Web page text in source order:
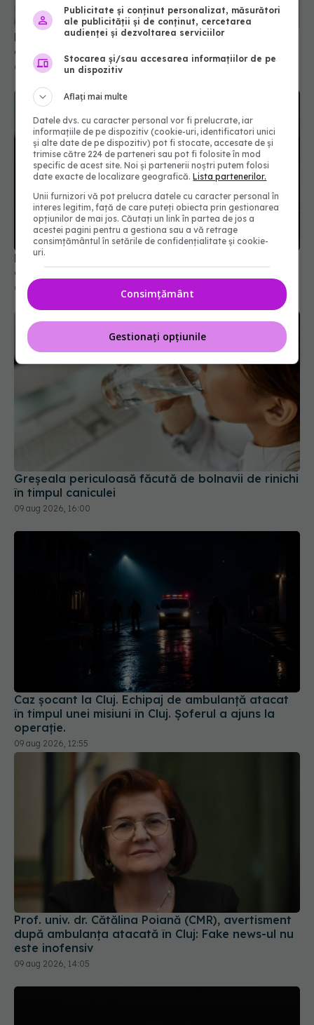
Fereastra alimentară de opt ore ar putea ajuta
creierul femeilor de peste 50 de ani
08 aug 2026, 10:00
PNRR: 174 de milioane de lei pentru sănătate într-
o singură săptămână. Ce spitale primesc bani
07 aug 2026, 16:41
Greșeala periculoasă făcută de bolnavii de rinichi
în timpul caniculei
09 aug 2026, 16:00
Caz șocant la Cluj. Echipaj de ambulanță atacat
în timpul unei misiuni în Cluj. Șoferul a ajuns la
operație.
09 aug 2026, 12:55
Prof. univ. dr. Cătălina Poiană (CMR), avertisment
după ambulanța atacată în Cluj: Fake news-ul nu
este inofensiv
09 aug 2026, 14:05
Publicitate și conținut personalizat, măsurători
ale publicității și de conținut, cercetarea
audienței și dezvoltarea serviciilor
Stocarea și/sau accesarea informațiilor de pe
un dispozitiv
Aflați mai multe
Datele dvs. cu caracter personal vor fi prelucrate, iar
informațiile de pe dispozitiv (cookie-uri, identificatori unici
și alte date de pe dispozitiv) pot fi stocate, accesate de și
trimise către 224 de parteneri sau pot fi folosite în mod
specific de acest site. Noi și partenerii noștri putem folosi
date exacte de localizare geografică.Lista partenerilor.
Unii furnizori vă pot prelucra datele cu caracter personal în
interes legitim, față de care puteți obiecta prin gestionarea
opțiunilor de mai jos. Căutați un link în partea de jos a
acestei pagini pentru a gestiona sau a vă retrage
consimțământul în setările de confidențialitate și cookie-
uri.
Consimțământ
Gestionați opțiunile